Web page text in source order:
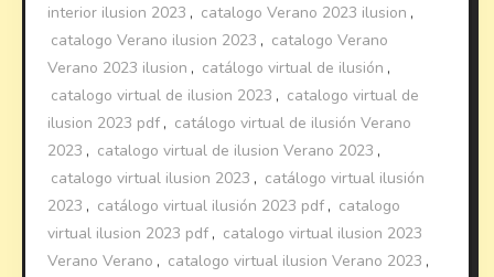
interior ilusion 2023 , catalogo Verano 2023 ilusion ,
catalogo Verano ilusion 2023 , catalogo Verano
Verano 2023 ilusion , catálogo virtual de ilusión ,
catalogo virtual de ilusion 2023 , catalogo virtual de
ilusion 2023 pdf , catálogo virtual de ilusión Verano
2023 , catalogo virtual de ilusion Verano 2023 ,
catalogo virtual ilusion 2023 , catálogo virtual ilusión
2023 , catálogo virtual ilusión 2023 pdf , catalogo
virtual ilusion 2023 pdf , catalogo virtual ilusion 2023
Verano Verano , catalogo virtual ilusion Verano 2023 ,